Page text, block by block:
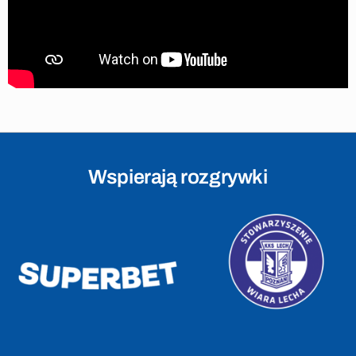
Wspierają rozgrywki